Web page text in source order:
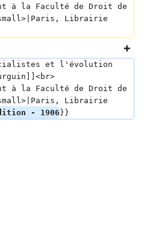
à la Faculté de Droit de
Librairie
et l'évolution
à la Faculté de Droit de
Librairie
- 1906 }}